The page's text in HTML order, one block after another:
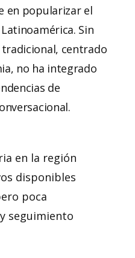
en popularizar el
Sin
centrado
no ha integrado
de
en la región
disponibles
poca
seguimiento